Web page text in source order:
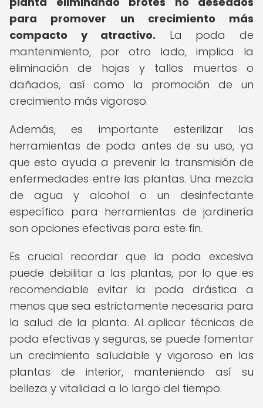
para promover un crecimiento más
compacto y atractivo. La poda de
mantenimiento, por otro lado, implica la
eliminación de hojas y tallos muertos o
dañados, así como la promoción de un
crecimiento más vigoroso.
Además, es importante esterilizar las
herramientas de poda antes de su uso, ya
que esto ayuda a prevenir la transmisión de
enfermedades entre las plantas. Una mezcla
de agua y alcohol o un desinfectante
específico para herramientas de jardinería
son opciones efectivas para este fin.
Es crucial recordar que la poda excesiva
puede debilitar a las plantas, por lo que es
recomendable evitar la poda drástica a
menos que sea estrictamente necesaria para
la salud de la planta. Al aplicar técnicas de
poda efectivas y seguras, se puede fomentar
un crecimiento saludable y vigoroso en las
plantas de interior, manteniendo así su
belleza y vitalidad a lo largo del tiempo.